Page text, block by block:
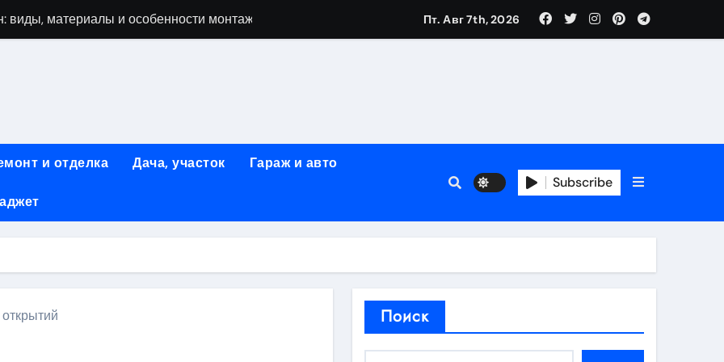
материалы и особенности монтажа
ногтевого сервиса: основные принципы и форматы участия
конструкции и этапы возведения
на рейсы в Киргизию
рекламных технологий для программной и мобильной рекламы
ассортимента и критериев выбора
квартир со вторым светом и террасой в готовых домах
Пт. Авг 7th, 2026
и отделка Дача, участок Гараж и авто
Subscribe
Поиск